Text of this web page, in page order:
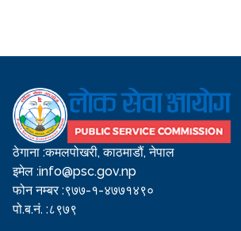
ठेगाना :कमलपोखरी, काठमाडौं, नेपाल
इमेल :info@psc.gov.np
फोन नम्बर :९७७-१-४७७१४९०
पो.ब.नं. :८९७९